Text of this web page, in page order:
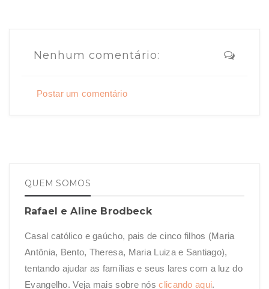
Nenhum comentário:
Postar um comentário
QUEM SOMOS
Rafael e Aline Brodbeck
Casal católico e gaúcho, pais de cinco filhos (Maria
Antônia, Bento, Theresa, Maria Luiza e Santiago),
tentando ajudar as famílias e seus lares com a luz do
Evangelho. Veja mais sobre nósclicando aqui.